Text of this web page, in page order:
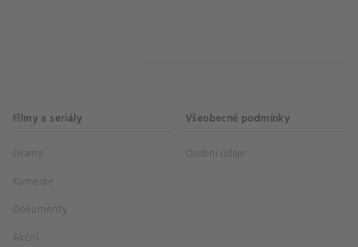
Filmy a seriály
Drama
Komedie
Dokumenty
Akční
Všeobecné podmínky
Osobní údaje